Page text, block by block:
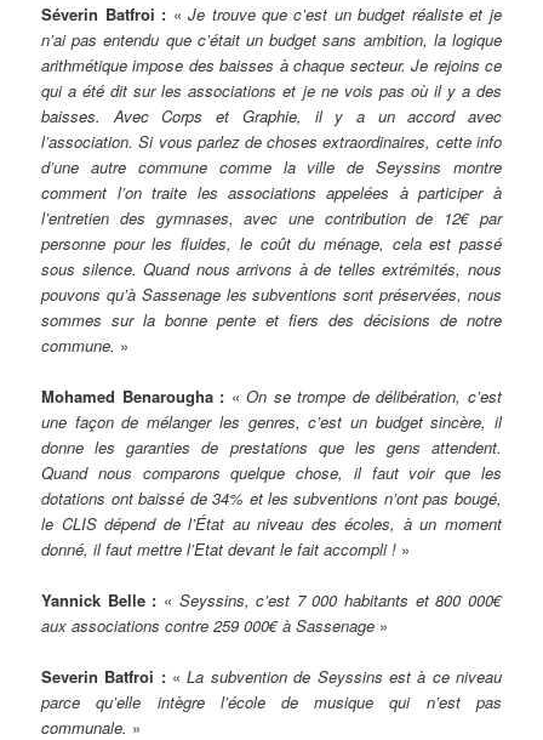
Séverin Batfroi : «Je trouve que c’est un budget réaliste et je
n’ai pas entendu que c’était un budget sans ambition, la logique
arithmétique impose des baisses à chaque secteur. Je rejoins ce
qui a été dit sur les associations et je ne vois pas où il y a des
baisses. Avec Corps et Graphie, il y a un accord avec
l’association. Si vous parlez de choses extraordinaires, cette info
d’une autre commune comme la ville de Seyssins montre
comment l’on traite les associations appelées à participer à
l’entretien des gymnases, avec une contribution de 12€ par
personne pour les fluides, le coût du ménage, cela est passé
sous silence. Quand nous arrivons à de telles extrémités, nous
pouvons qu’à Sassenage les subventions sont préservées, nous
sommes sur la bonne pente et fiers des décisions de notre
commune. »
Mohamed Benarougha : «On se trompe de délibération, c’est
une façon de mélanger les genres, c’est un budget sincère, il
donne les garanties de prestations que les gens attendent.
Quand nous comparons quelque chose, il faut voir que les
dotations ont baissé de 34% et les subventions n’ont pas bougé,
le CLIS dépend de l’État au niveau des écoles, à un moment
donné, il faut mettre l’Etat devant le fait accompli ! »
Yannick Belle : « Seyssins, c’est 7 000 habitants et 800 000€
aux associations contre 259 000€ à Sassenage »
Severin Batfroi :«La subvention de Seyssins est à ce niveau
parce qu’elle intègre l’école de musique qui n’est pas
communale. »